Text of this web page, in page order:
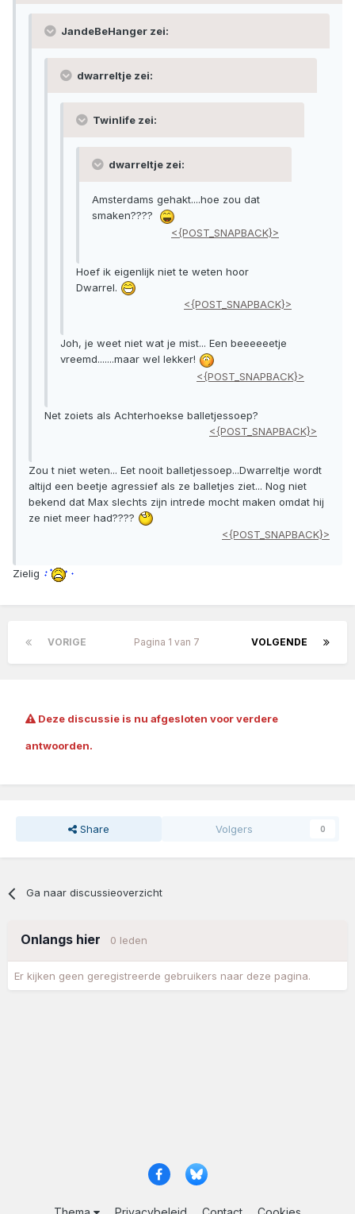
JandeBeHanger zei:
dwarreltje zei:
Twinlife zei:
dwarreltje zei:
Amsterdams gehakt....hoe zou dat
smaken????
<{POST_SNAPBACK}>
Hoef ik eigenlijk niet te weten hoor
Dwarrel.
<{POST_SNAPBACK}>
Joh, je weet niet wat je mist... Een beeeeeetje
vreemd.......maar wel lekker!
<{POST_SNAPBACK}>
Net zoiets als Achterhoekse balletjessoep?
<{POST_SNAPBACK}>
Zou t niet weten... Eet nooit balletjessoep...Dwarreltje wordt
altijd een beetje agressief als ze balletjes ziet... Nog niet
bekend dat Max slechts zijn intrede mocht maken omdat hij
ze niet meer had????
<{POST_SNAPBACK}>
Zielig
VORIGE VOLGENDE
Pagina 1 van 7
Deze discussie is nu afgesloten voor verdere
antwoorden.
Share Volgers 0
Ga naar discussieoverzicht
Onlangs hier 0 leden
Er kijken geen geregistreerde gebruikers naar deze pagina.